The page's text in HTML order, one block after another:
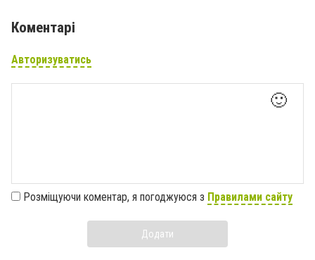
Коментарі
Авторизуватись
🙂
Розміщуючи коментар, я погоджуюся з Правилами сайту
Додати